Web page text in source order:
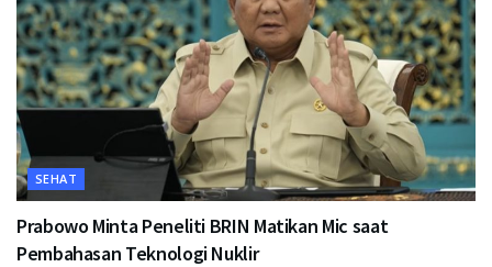
SEHAT
Prabowo Minta Peneliti BRIN Matikan Mic saat
Pembahasan Teknologi Nuklir